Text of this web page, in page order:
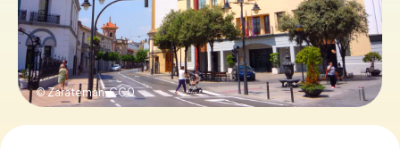
Gutscheine bestellen
© Zarateman,CC0